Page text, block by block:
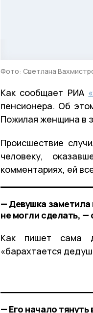
Фото: Светлана
Как сообщает РИА
пенсионера. Об
Пожилая женщина в
Происшествие
человеку,
комментариях, ей
— Девушка заметила
не могли сделать,
Как пишет сама
«барахтается
— Его начало тянуть